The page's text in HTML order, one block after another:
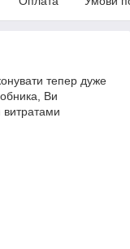
тепер дуже
Ви
витратами